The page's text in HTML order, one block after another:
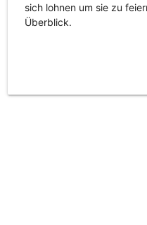
sich lohnen um sie zu
Überblick.